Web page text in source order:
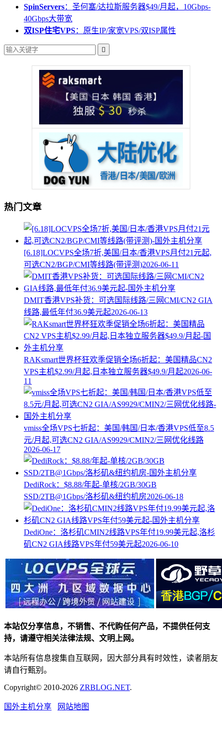
SpinServers：圣何塞/达拉斯服务器$49/月起，10Gbps-
40Gbps大带宽
双ISP住宅VPS：原生IP/家宽VPS/双ISP属性

热门文章
[6.18]LOCVPS全场7折,美国/日本/香港VPS月付21元起,
可选CN2/BGP/CMI等线路(带评测)2026-06-11
DMIT香港VPS补货：可选国际线路/三网CMI/CN2 GIA
线路,最低年付36.9美元起2026-06-13
RAKsmart世界杯狂欢季促销全场6折起：美国精品CN2
VPS主机$2.99/月起,日本独立服务器$49.9/月起2026-06-
11
vmiss全场VPS七折起：美国/韩国/日本/香港VPS低至8.5
元/月起,可选CN2 GIA/AS9929/CMIN2/三网优化线路
2026-06-17
DediRock：$8.88/年起-单核/2GB/30GB
SSD/2TB@1Gbps/洛杉矶&纽约机房2026-06-18
DediOne：洛杉矶CMIN2线路VPS年付19.99美元起,洛杉
矶CN2 GIA线路VPS年付59美元起2026-06-10
本站仅分享信息，不销售、不代购任何产品，不提供任何支
持，请遵守相关法律法规、文明上网。
本站所有信息搜集自互联网，因大部分具有时效性，读者朋友
请自行甄别。
Copyright© 2010-2026 ZRBLOG.NET.
国外主机分享 网站地图